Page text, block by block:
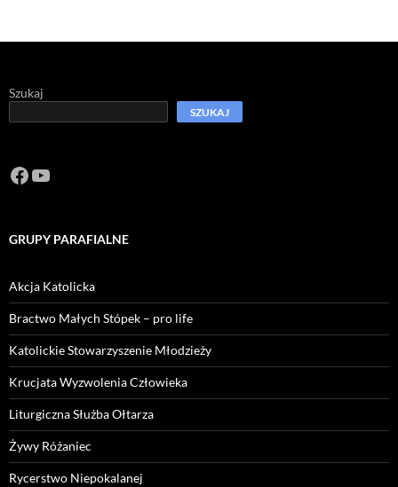
Szukaj
SZUKAJ
Facebook
https://www.youtube.com/channel/
GRUPY PARAFIALNE
Akcja Katolicka
Bractwo Małych Stópek – pro life
Katolickie Stowarzyszenie Młodzieży
Krucjata Wyzwolenia Człowieka
Liturgiczna Służba Ołtarza
Żywy Różaniec
Rycerstwo Niepokalanej